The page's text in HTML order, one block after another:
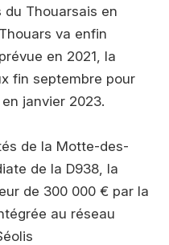
Thouarsais en
va enfin
en 2021, la
fin septembre pour
janvier 2023.
de la Motte-des-
de la D938, la
de 300 000 € par la
au réseau